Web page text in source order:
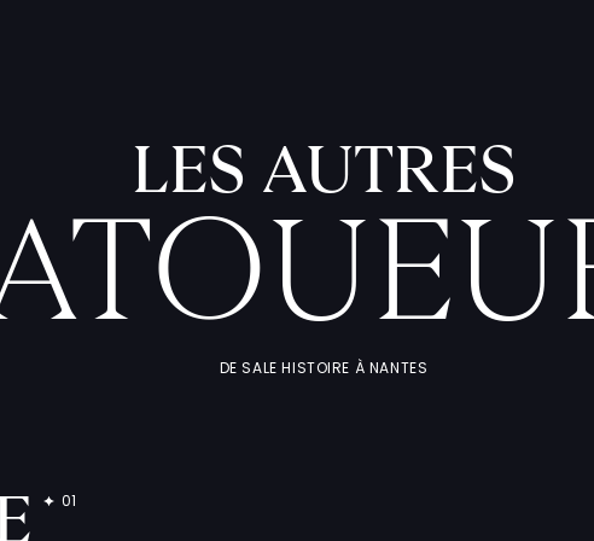
LES AUTRES
DE SALE HISTOIRE À NANTES